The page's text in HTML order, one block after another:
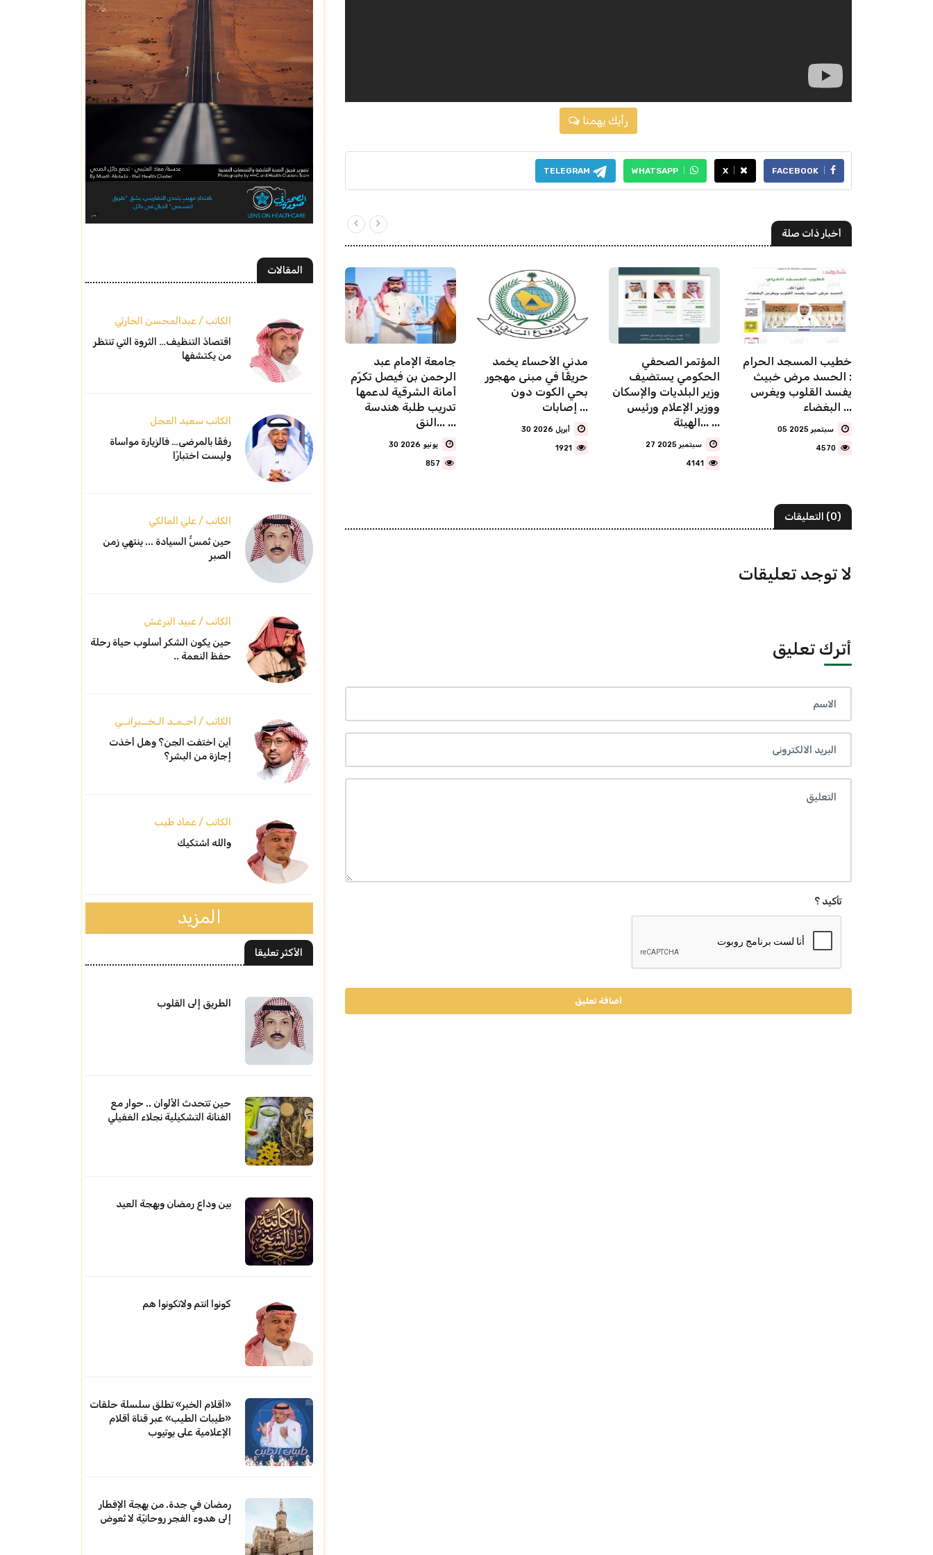
رأيك يهمنا
FACEBOOK
X
WHATSAPP
TELEGRAM
أخبار ذات صلة
جامعة الإمام عبد
الرحمن بن فيصل تكرّم
أمانة الشرقية لدعمها
تدريب طلبة هندسة
النق... ...
857
مدني الأحساء يخمد
حريقًا في مبنى مهجور
بحي الكوت دون
إصابات ...
1921
المؤتمر الصحفي
الحكومي يستضيف
وزير البلديات والإسكان
ووزير الإعلام ورئيس
الهيئة... ...
4141
خطيب المسجد الحرام
: الحسد مرض خبيث
يفسد القلوب ويغرس
البغضاء ...
4570
(0) التعليقات
لا توجد تعليقات
أترك تعليق
تأكيد ؟
أضافة تعليق
المقالات
الكاتب / عبدالمحسن الحارثي
اقتصادُ التنظيف… الثروة التي تنتظر
من يكتشفها
الكاتب سعيد العجل
رفقًا بالمرضى… فالزيارة مواساة
وليست اختبارًا
الكاتب / علي المالكي
حين تُمسُّ السيادة ... ينتهي زمن
الصبر
الكاتب / عبيد البرغش
حين يكون الشكر أسلوب حياة رحلة
حفظ النعمة ..
الكاتب / أحـمـد الـخــبرانــي
أين اختفت الجن؟ وهل أخذت
إجازة من البشر؟
الكاتب / عماد طيب
والله اشتكيك
المزيد
الأكثر تعليقا
الطريق إلى القلوب
حين تتحدث الألوان .. حوار مع
الفنانة التشكيلية نجلاء الغفيلي
بين وداع رمضان وبهجة العيد
كونوا انتم ولاتكونوا هم
«أقلام الخبر» تطلق سلسلة حلقات
«طيبات الطيب» عبر قناة أقلام
الإعلامية على يوتيوب
رمضان في جدة. من بهجة الإفطار
إلى هدوء الفجر روحانيّة لا تُعوض